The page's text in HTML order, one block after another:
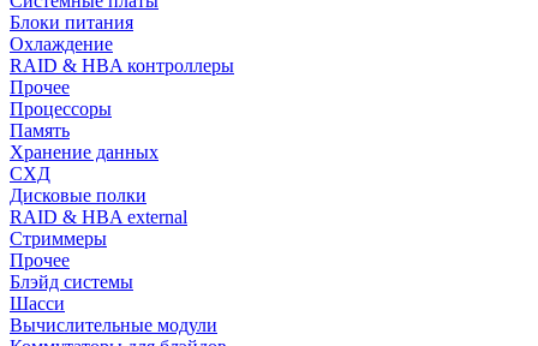
Блоки питания
Охлаждение
RAID & HBA контроллеры
Прочее
Процессоры
Память
Хранение данных
СХД
Дисковые полки
RAID & HBA external
Стриммеры
Прочее
Блэйд системы
Шасси
Вычислительные модули